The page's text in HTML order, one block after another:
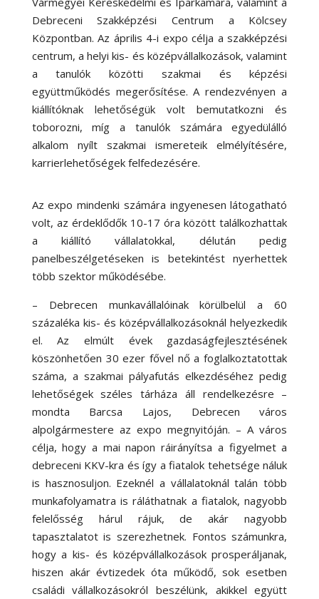
Debreceni Szakképzési Centrum a Kölcsey
Központban. Az április 4-i expo célja a szakképzési
centrum, a helyi kis- és középvállalkozások, valamint
a tanulók közötti szakmai és képzési
együttműködés megerősítése. A rendezvényen a
kiállítóknak lehetőségük volt bemutatkozni és
toborozni, míg a tanulók számára egyedülálló
alkalom nyílt szakmai ismereteik elmélyítésére,
karrierlehetőségek felfedezésére.
Az expo mindenki számára ingyenesen látogatható
volt, az érdeklődők 10-17 óra között találkozhattak
a kiállító vállalatokkal, délután pedig
panelbeszélgetéseken is betekintést nyerhettek
több szektor működésébe.
– Debrecen munkavállalóinak körülbelül a 60
százaléka kis- és középvállalkozásoknál helyezkedik
el. Az elmúlt évek gazdaságfejlesztésének
köszönhetően 30 ezer fővel nő a foglalkoztatottak
száma, a szakmai pályafutás elkezdéséhez pedig
lehetőségek széles tárháza áll rendelkezésre –
mondta Barcsa Lajos, Debrecen város
alpolgármestere az expo megnyitóján. – A város
célja, hogy a mai napon ráirányítsa a figyelmet a
debreceni KKV-kra és így a fiatalok tehetsége náluk
is hasznosuljon. Ezeknél a vállalatoknál talán több
munkafolyamatra is ráláthatnak a fiatalok, nagyobb
felelősség hárul rájuk, de akár nagyobb
tapasztalatot is szerezhetnek. Fontos számunkra,
hogy a kis- és középvállalkozások prosperáljanak,
hiszen akár évtizedek óta működő, sok esetben
családi vállalkozásokról beszélünk, akikkel együtt